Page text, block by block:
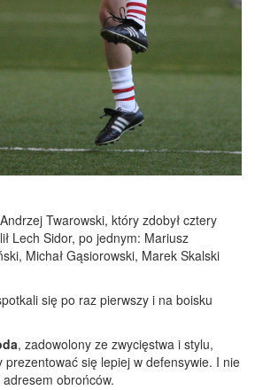
Twarowski, który zdobył cztery
Lech Sidor, po jednym: Mariusz
Michał Gąsiorowski, Marek Skalski
się po raz pierwszy i na boisku
, zadowolony ze zwycięstwa i stylu,
prezentować się lepiej w defensywie. I nie
obrońców.